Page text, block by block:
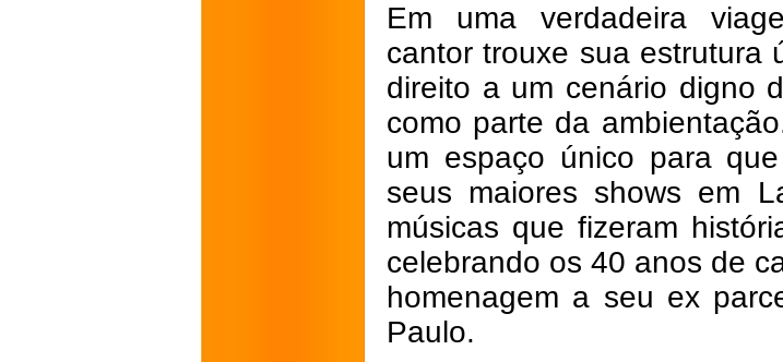
Em uma verdadeira
cantor trouxe sua estrutura
direito a um cenário digno
como parte da
um espaço único para
seus maiores shows em
músicas que fizeram
celebrando os 40 anos de
homenagem a seu ex
Paulo.